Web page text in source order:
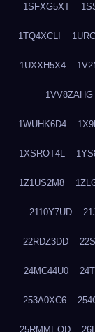
1SFXG5XT
1TQ4XCLI
1UXXH5X4
1VV8ZAHG
1WUHK6D4
1XSROT4L
1Z1US2M8
2110Y7UD
22RDZ3DD
24MC44U0
253A0XC6
25RMMEOD